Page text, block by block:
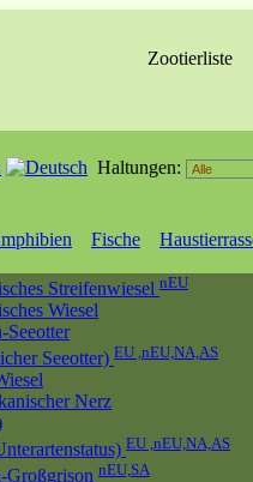
Zootierliste
Haltungen:
Fische
Streifenwiesel nEU
Wiesel
Seeotter
Seeotter) EU ,nEU,NA,AS
Nerz
EU ,nEU,NA,AS
Großgrison nEU,SA